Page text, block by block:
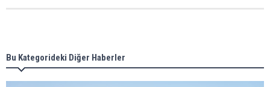
Bu Kategorideki Diğer Haberler